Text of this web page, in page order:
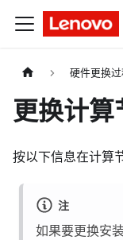
硬件更换过
更换计算
按以下信息在计算
注
如果要更换安